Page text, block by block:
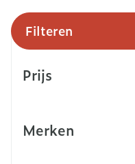
Filteren
Prijs
Merken